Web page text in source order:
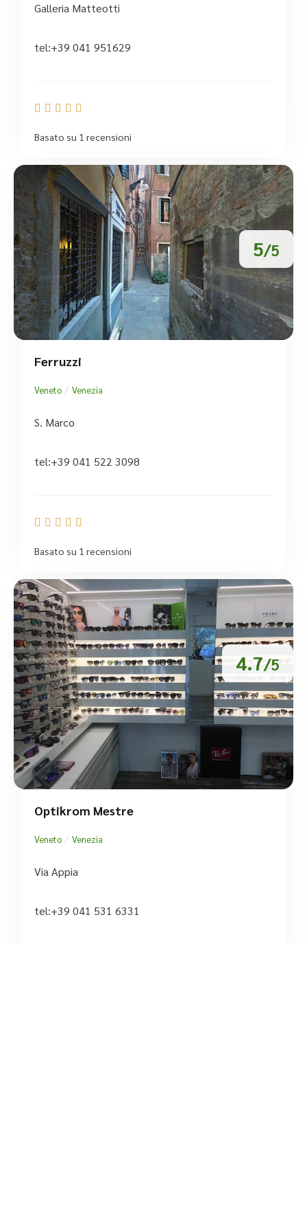
Galleria Matteotti
tel:+39 041 951629
    
Basato su 1 recensioni
5/5
Ferruzzi
Veneto / Venezia
S. Marco
tel:+39 041 522 3098
    
Basato su 1 recensioni
4.7/5
Optikrom Mestre
Veneto / Venezia
Via Appia
tel:+39 041 531 6331